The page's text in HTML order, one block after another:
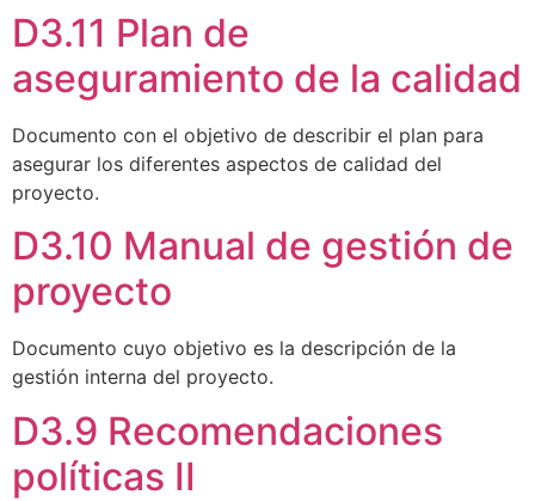
D3.11 Plan de
aseguramiento de la calidad
Documento con el objetivo de describir el plan para
asegurar los diferentes aspectos de calidad del
proyecto.
D3.10 Manual de gestión de
proyecto
Documento cuyo objetivo es la descripción de la
gestión interna del proyecto.
D3.9 Recomendaciones
políticas II